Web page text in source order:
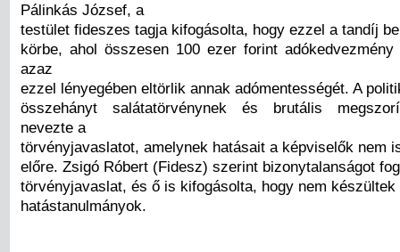
Pálinkás József, a
testület fideszes tagja kifogásolta, hogy ezzel a tandíj
körbe, ahol összesen 100 ezer forint adókedvezmény
azaz
ezzel lényegében eltörlik annak adómentességét. A
összehányt salátatörvénynek és brutális
nevezte a
törvényjavaslatot, amelynek hatásait a képviselők nem
előre. Zsigó Róbert (Fidesz) szerint bizonytalanságot
törvényjavaslat, és ő is kifogásolta, hogy nem készültek
hatástanulmányok.